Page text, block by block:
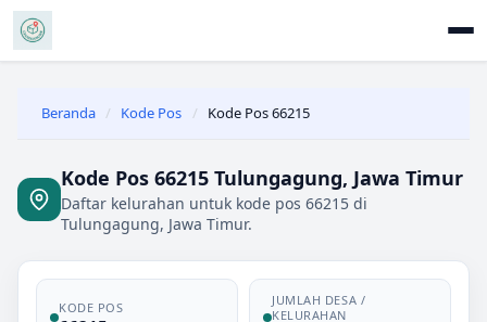
Beranda / Kode Pos / Kode Pos 66215
Kode Pos 66215 Tulungagung, Jawa Timur
Daftar kelurahan untuk kode pos 66215 di
Tulungagung, Jawa Timur.
KODE POS
JUMLAH DESA /
KELURAHAN